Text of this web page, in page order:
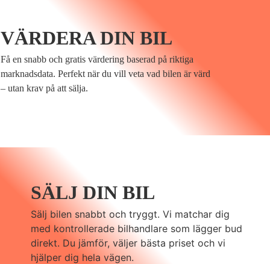
VÄRDERA DIN BIL
Få en snabb och gratis värdering baserad på riktiga
marknadsdata. Perfekt när du vill veta vad bilen är värd
– utan krav på att sälja.
SÄLJ DIN BIL
Sälj bilen snabbt och tryggt. Vi matchar dig
med kontrollerade bilhandlare som lägger bud
direkt. Du jämför, väljer bästa priset och vi
hjälper dig hela vägen.